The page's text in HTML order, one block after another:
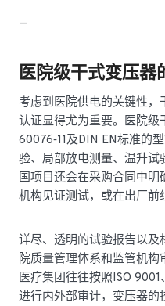
—
医院级干式变压器
考虑到医院供电的关键性，
认证显得尤为重要。医院级
60076‑11及DIN EN标准的
验、局部放电测量、温升
国项目还会在采购合同中
机构见证测试，或在出厂前
详尽、透明的试验报告以
院质量管理体系和监管机
医疗集团往往按照ISO
进行内外部审计，变压器